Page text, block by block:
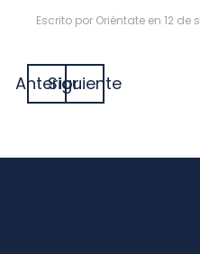
Escrito por Oriéntate en 12 de
AnteriorSiguiente